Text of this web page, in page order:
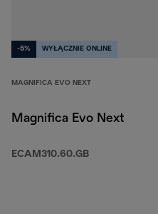
-5% WYŁĄCZNIE ONLINE
MAGNIFICA EVO NEXT
Magnifica Evo Next
ECAM310.60.GB